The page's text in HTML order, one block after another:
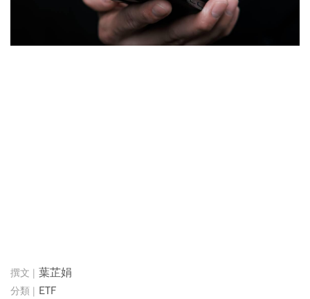
葉芷娟
ETF